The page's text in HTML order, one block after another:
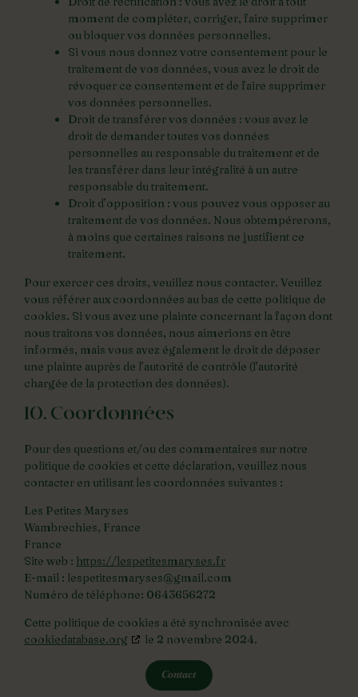
moment de compléter, corriger, faire supprimer
ou bloquer vos données personnelles.
Si vous nous donnez votre consentement pour le
traitement de vos données, vous avez le droit de
révoquer ce consentement et de faire supprimer
vos données personnelles.
Droit de transférer vos données : vous avez le
droit de demander toutes vos données
personnelles au responsable du traitement et de
les transférer dans leur intégralité à un autre
responsable du traitement.
Droit d’opposition : vous pouvez vous opposer au
traitement de vos données. Nous obtempérerons,
à moins que certaines raisons ne justifient ce
traitement.
Pour exercer ces droits, veuillez nous contacter. Veuillez
vous référer aux coordonnées au bas de cette politique de
cookies. Si vous avez une plainte concernant la façon dont
nous traitons vos données, nous aimerions en être
informés, mais vous avez également le droit de déposer
une plainte auprès de l’autorité de contrôle (l’autorité
chargée de la protection des données).
10. Coordonnées
Pour des questions et/ou des commentaires sur notre
politique de cookies et cette déclaration, veuillez nous
contacter en utilisant les coordonnées suivantes :
Les Petites Maryses
Wambrechies, France
France
Site web : https://lespetitesmaryses.fr
E-mail : lespetitesmaryses@gmail.com
Numéro de téléphone: 0643656272
Cette politique de cookies a été synchronisée avec
cookiedatabase.org
le 2 novembre 2024.
Contact